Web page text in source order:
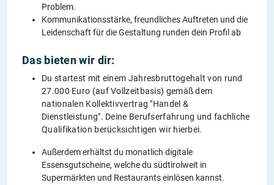
Problem.
Kommunikationsstärke, freundliches Auftreten und die
Leidenschaft für die Gestaltung runden dein Profil ab
Das bieten wir dir:
Du startest mit einem Jahresbruttogehalt von rund
27.000 Euro (auf Vollzeitbasis) gemäß dem
nationalen Kollektivvertrag "Handel &
Dienstleistung". Deine Berufserfahrung und fachliche
Qualifikation berücksichtigen wir hierbei.
Außerdem erhältst du monatlich digitale
Essensgutscheine, welche du südtirolweit in
Supermärkten und Restaurants einlösen kannst.